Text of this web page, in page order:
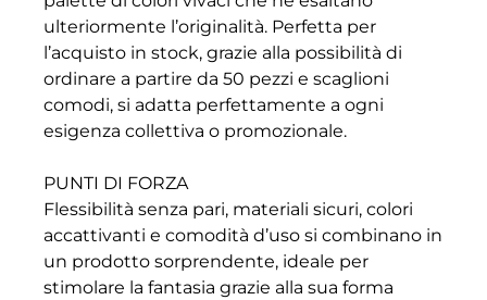
ulteriormente l’originalità. Perfetta per
l’acquisto in stock, grazie alla possibilità di
ordinare a partire da 50 pezzi e scaglioni
comodi, si adatta perfettamente a ogni
esigenza collettiva o promozionale.
PUNTI DI FORZA
Flessibilità senza pari, materiali sicuri, colori
accattivanti e comodità d’uso si combinano in
un prodotto sorprendente, ideale per
stimolare la fantasia grazie alla sua forma